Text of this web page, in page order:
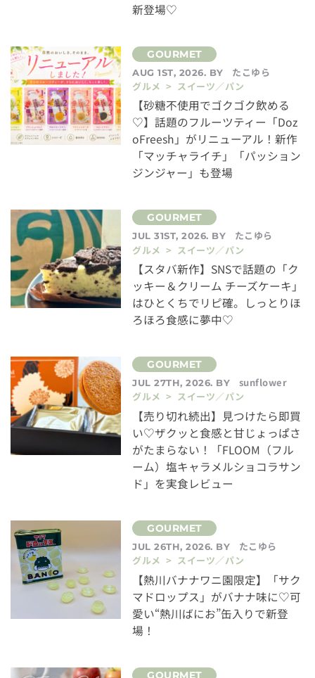
新登場♡
AUG 1ST, 2026. BY
たこゆら
グルメ > スイーツ／パン
【砂糖不使用でゴクゴク飲める
♡】話題のフルーツティー「Doz
oFreesh」がリニューアル！新作
「マッチャライチ」「パッション
ジンジャー」も登場
JUL 31ST, 2026. BY
たこゆら
グルメ > スイーツ／パン
【スタバ新作】SNSで話題の「ク
ッキー＆クリーム チーズケーキ」
はひとくちでリピ確。しっとりほ
ろほろ食感に夢中♡
JUL 27TH, 2026. BY
sunflower
グルメ > スイーツ／パン
【売り切れ続出】見つけたら即買
い♡ザクッと食感と甘じょっぱさ
がたまらない！「FLOOM（フル
ーム）塩キャラメルショコラサン
ド」を実食レビュー
JUL 26TH, 2026. BY
たこゆら
グルメ > スイーツ／パン
【熱川バナナワニ園限定】「サク
マドロップス」がバナナ味に♡可
愛い“熱川ばにお”缶入りで新登
場！